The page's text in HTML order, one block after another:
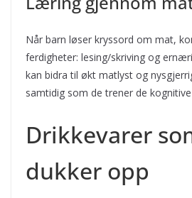
Når barn løser kryssord om mat,
ferdigheter: lesing/skriving og
kan bidra til økt matlyst og
samtidig som de trener de
Drikkevarer
dukker opp